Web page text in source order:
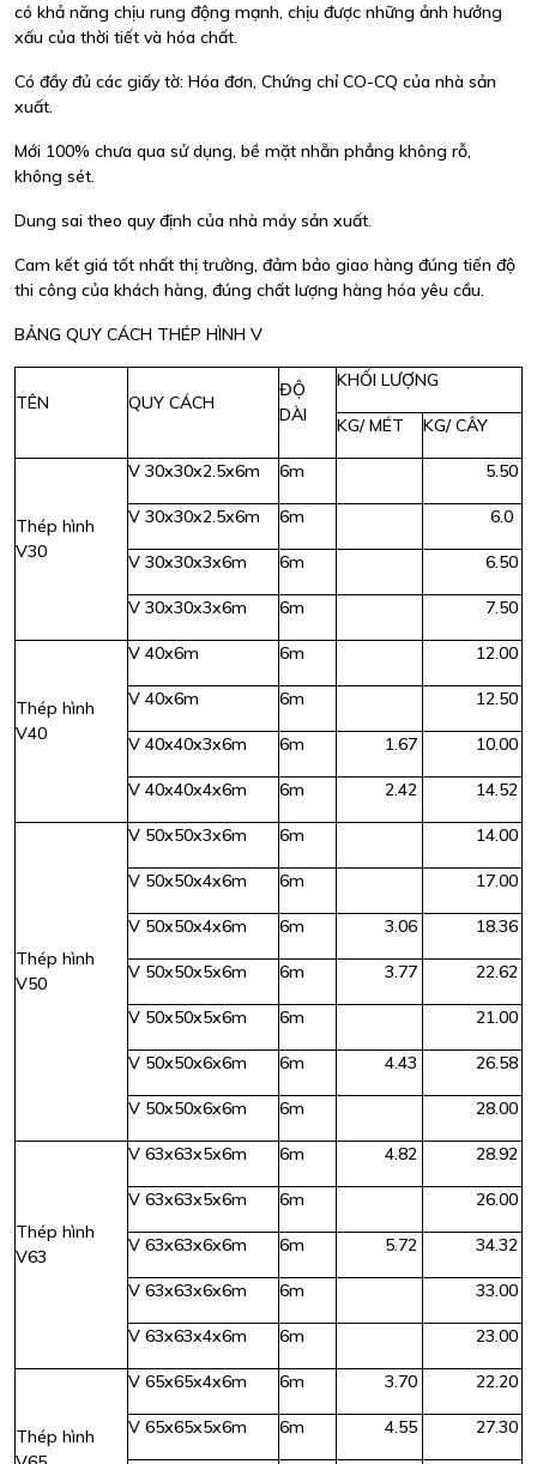
có khả năng chịu rung động mạnh, chịu được những ảnh hưởng
xấu của thời tiết và hóa chất.
Có đầy đủ các giấy tờ: Hóa đơn, Chứng chỉ CO-CQ của nhà sản
xuất.
Mới 100% chưa qua sử dụng, bề mặt nhẵn phẳng không rỗ,
không sét.
Dung sai theo quy định của nhà máy sản xuất.
Cam kết giá tốt nhất thị trường, đảm bảo giao hàng đúng tiến độ
thi công của khách hàng, đúng chất lượng hàng hóa yêu cầu.
BẢNG QUY CÁCH THÉP HÌNH V
TÊN QUY CÁCH
ĐỘ
DÀI
KHỐI LƯỢNG
KG/ MÉT KG/ CÂY
Thép hình
V30
V 30x30x2.5x6m 6m 5.50
V 30x30x2.5x6m 6m 6.0
V 30x30x3x6m 6m 6.50
V 30x30x3x6m 6m 7.50
Thép hình
V40
V 40x6m 6m 12.00
V 40x6m 6m 12.50
V 40x40x3x6m 6m 1.67 10.00
V 40x40x4x6m 6m 2.42 14.52
Thép hình
V50
V 50x50x3x6m 6m 14.00
V 50x50x4x6m 6m 17.00
V 50x50x4x6m 6m 3.06 18.36
V 50x50x5x6m 6m 3.77 22.62
V 50x50x5x6m 6m 21.00
V 50x50x6x6m 6m 4.43 26.58
V 50x50x6x6m 6m 28.00
Thép hình
V63
V 63x63x5x6m 6m 4.82 28.92
V 63x63x5x6m 6m 26.00
V 63x63x6x6m 6m 5.72 34.32
V 63x63x6x6m 6m 33.00
V 63x63x4x6m 6m 23.00
Thép hình
V 65x65x4x6m 6m 3.70 22.20
V 65x65x5x6m 6m 4.55 27.30